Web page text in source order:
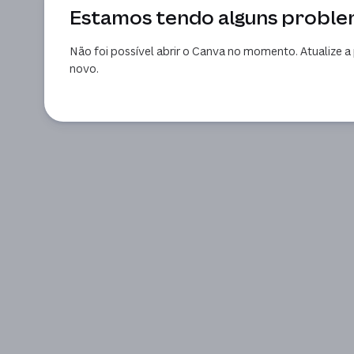
Estamos tendo alguns
Não foi possível abrir o Canva no momento. Atualize
novo.